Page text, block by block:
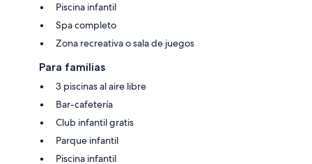
Piscina infantil
Spa completo
Zona recreativa o sala de juegos
Para familias
3 piscinas al aire libre
Bar-cafetería
Club infantil gratis
Parque infantil
Piscina infantil